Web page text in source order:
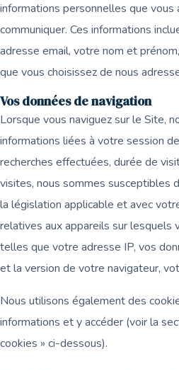
informations personnelles que vous
communiquer. Ces informations
adresse email, votre nom et
que vous choisissez de nous
Vos données de navigation
Lorsque vous naviguez sur le Site,
informations liées à votre session
recherches effectuées, durée de
visites, nous sommes susceptibles
la législation applicable et avec
relatives aux appareils sur lesquels
telles que votre adresse IP, vos
et la version de votre navigateur,
Nous utilisons également des
informations et y accéder (voir la
cookies » ci-dessous).